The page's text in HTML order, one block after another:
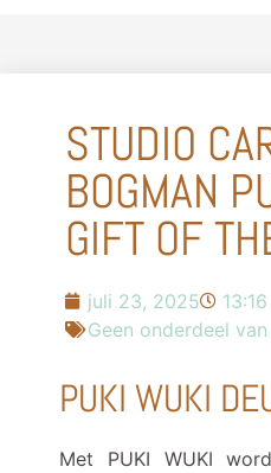
STUDIO
BOGMAN
GIFT OF
juli 23, 2025
13:16
Geen onderdeel
PUKI WUKI
Met PUKI WUKI